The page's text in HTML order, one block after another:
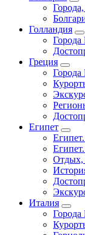
Голландия
Города
Греция
Города
Египет
Отдых,
Италия
Города